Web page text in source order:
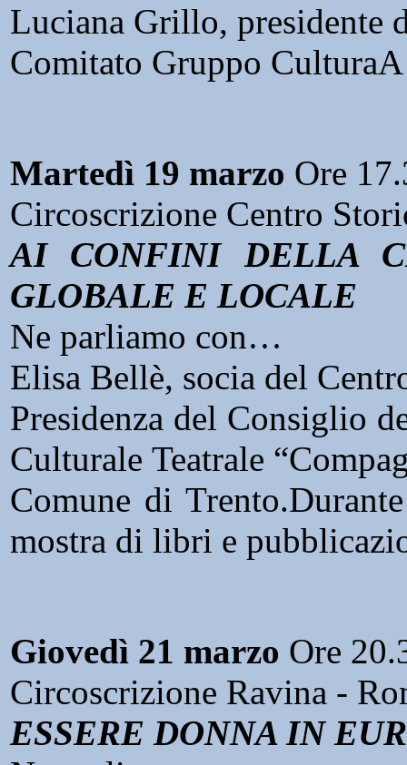
Luciana Grillo, presidente
Comitato Gruppo
Martedì 19 marzo Ore
Circoscrizione Centro
AI CONFINI DELLA
GLOBALE E LOCALE
Ne parliamo con…
Elisa Bellè, socia del
Presidenza del Consiglio
Culturale Teatrale
Comune di
mostra di libri e
Giovedì 21 marzo Ore
Circoscrizione Ravina -
ESSERE DONNA IN